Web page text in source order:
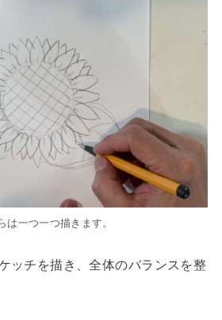
は一つ一つ描きます。
ッチを描き、全体のバランスを整